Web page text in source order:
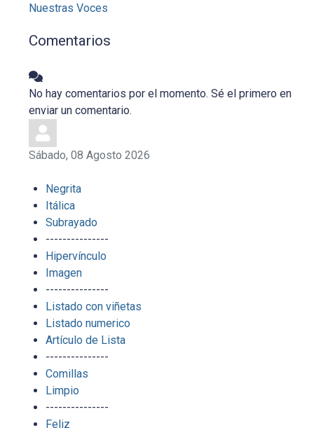
Nuestras Voces
Comentarios
No hay comentarios por el momento. Sé el primero en
enviar un comentario.
Sábado, 08 Agosto 2026
Negrita
Itálica
Subrayado
---------------
Hipervínculo
Imagen
---------------
Listado con viñetas
Listado numerico
Artículo de Lista
---------------
Comillas
Limpio
---------------
Feliz